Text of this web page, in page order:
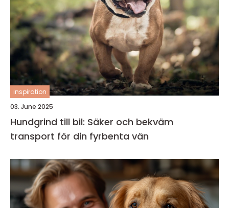
inspiration
03. June 2025
Hundgrind till bil: Säker och bekväm
transport för din fyrbenta vän